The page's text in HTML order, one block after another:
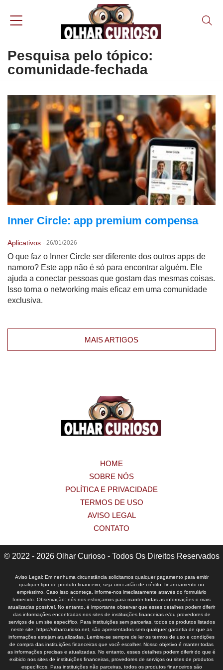
Pesquisa pelo tópico:
comunidade-fechada
Inner Circle: app premium compensa
Aplicativos - 26/01/2026
O que faz o Inner Circle ser diferente dos outros apps de
namoro? Este app não é só para encontrar alguém. Ele
ajuda a conectar pessoas que gostam das mesmas coisas.
Isso torna o networking mais eficaz em uma comunidade
exclusiva.
MAIS ARTIGOS
HOME
SOBRE NÓS
POLÍTICA E PRIVACIDADE
TERMOS DE USO
AVISO LEGAL
CONTATO
© 2022 - 2026 Olhar Curioso - Todos Os Direitos Reservados
Aviso Legal: Em nenhuma circunstância solicitamos qualquer pagamento para emitir
qualquer tipo de produto financeiro, seja um cartão de crédito, financiamento ou
empréstimo. Caso isso aconteça, informe-nos imediatamente através do formulário
fornecido. Observação: nós nos esforçamos para manter todas as informações o mais
atualizadas possível. No entanto, é importante observar que esses detalhes podem diferir
das informações encontradas nos sites de instituições financeiras e/ou provedores de
serviços de um site específico. Para instituições sem parcerias, todos os produtos listados
neste site, https://olharcurioso.net, são apresentados sem qualquer garantia de que as
informações estejam atualizadas. Lembre-se sempre de ler os termos de uso e condições
de compra das instituições financeiras que você escolher. Nosso objetivo é manter todas
as informações precisas e atualizadas. No entanto, esses detalhes podem diferir do que é
exibido nos sites de instituições financeiras, provedores de serviços ou sites de produtos
específicos. Para instituições não parceiras, todos os produtos financeiros são